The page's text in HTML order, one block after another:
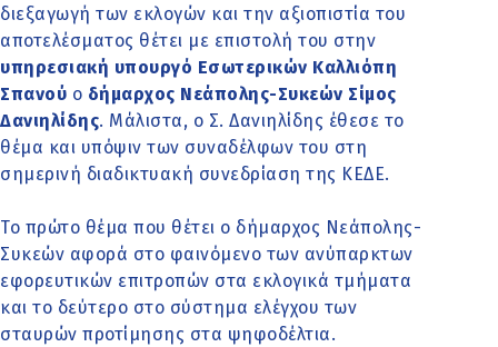
διεξαγωγή των εκλογών και την αξιοπιστία του
αποτελέσματος θέτει με επιστολή του στην
υπηρεσιακή υπουργό Εσωτερικών Καλλιόπη
Σπανού ο δήμαρχος Νεάπολης-Συκεών Σίμος
Δανιηλίδης. Μάλιστα, ο Σ. Δανιηλίδης έθεσε το
θέμα και υπόψιν των συναδέλφων του στη
σημερινή διαδικτυακή συνεδρίαση της ΚΕΔΕ.
Το πρώτο θέμα που θέτει ο δήμαρχος Νεάπολης-
Συκεών αφορά στο φαινόμενο των ανύπαρκτων
εφορευτικών επιτροπών στα εκλογικά τμήματα
και το δεύτερο στο σύστημα ελέγχου των
σταυρών προτίμησης στα ψηφοδέλτια.